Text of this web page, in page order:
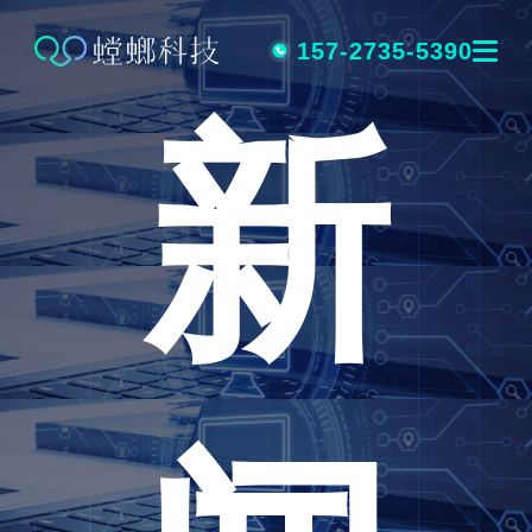
跳
内
容
157-2735-5390
新